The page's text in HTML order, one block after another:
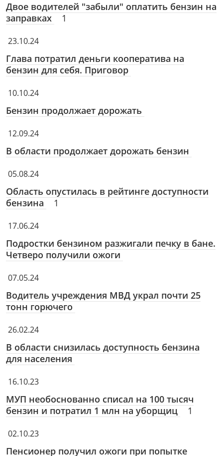
Двое водителей "забыли" оплатить бензин на
заправках
1
23.10.24
Глава потратил деньги кооператива на
бензин для себя. Приговор
10.10.24
Бензин продолжает дорожать
12.09.24
В области продолжает дорожать бензин
05.08.24
Область опустилась в рейтинге доступности
бензина
1
17.06.24
Подростки бензином разжигали печку в бане.
Четверо получили ожоги
07.05.24
Водитель учреждения МВД украл почти 25
тонн горючего
26.02.24
В области снизилась доступность бензина
для населения
16.10.23
МУП необоснованно списал на 100 тысяч
бензин и потратил 1 млн на уборщиц
1
02.10.23
Пенсионер получил ожоги при попытке